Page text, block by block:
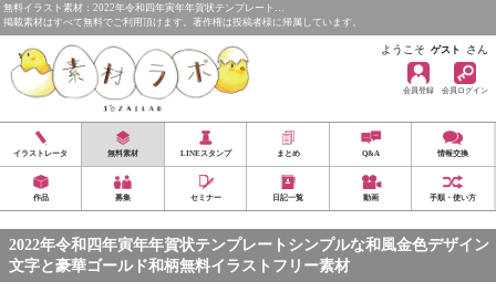
無料イラスト素材：2022年令和四年寅年年賀状テンプレート…
掲載素材はすべて無料でご利用頂けます。著作権は投稿者様に帰属しています。
ようこそ ゲスト さん
会員登録 会員ログイン
イラストレータ 無料素材 LINEスタンプ まとめ Q&A 情報交換
作品 募集 セミナー 日記一覧 動画 手順・使い方
2022年令和四年寅年年賀状テンプレートシンプルな和風金色デザイン
文字と豪華ゴールド和柄無料イラストフリー素材